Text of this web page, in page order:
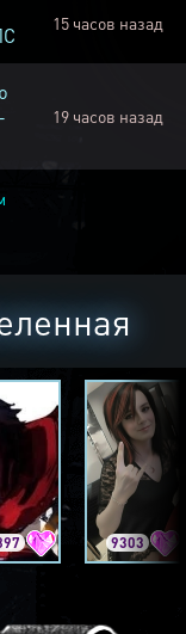
15 часов назад
19 часов назад
9303